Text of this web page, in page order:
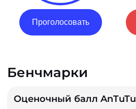
Проголосовать
Бенчмарки
Оценочный балл AnTuTu